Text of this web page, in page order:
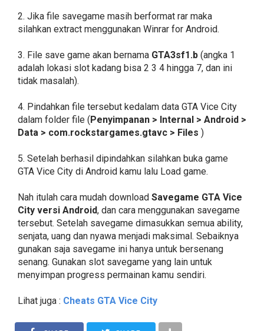
2. Jika file savegame masih berformat rar maka
silahkan extract menggunakan Winrar for Android.
3. File save game akan bernama GTA3sf1.b (angka 1
adalah lokasi slot kadang bisa 2 3 4 hingga 7, dan ini
tidak masalah).
4. Pindahkan file tersebut kedalam data GTA Vice City
dalam folder file ( Penyimpanan > Internal > Android >
Data > com.rockstargames.gtavc > Files )
5. Setelah berhasil dipindahkan silahkan buka game
GTA Vice City di Android kamu lalu Load game.
Nah itulah cara mudah download Savegame GTA Vice
City versi Android, dan cara menggunakan savegame
tersebut. Setelah savegame dimasukkan semua ability,
senjata, uang dan nyawa menjadi maksimal. Sebaiknya
gunakan saja savegame ini hanya untuk bersenang
senang. Gunakan slot savegame yang lain untuk
menyimpan progress permainan kamu sendiri.
Lihat juga : Cheats GTA Vice City